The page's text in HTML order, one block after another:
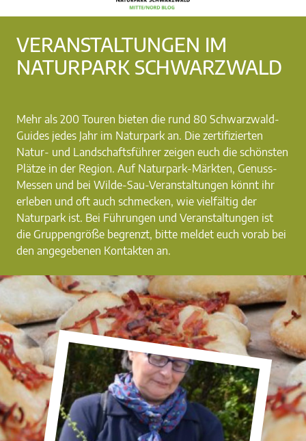
VERANSTALTUNGEN IM
NATURPARK SCHWARZWALD
Mehr als 200 Touren bieten die rund 80 Schwarzwald-
Guides jedes Jahr im Naturpark an. Die zertifizierten
Natur- und Landschaftsführer zeigen euch die schönsten
Plätze in der Region. Auf Naturpark-Märkten, Genuss-
Messen und bei Wilde-Sau-Veranstaltungen könnt ihr
erleben und oft auch schmecken, wie vielfältig der
Naturpark ist. Bei Führungen und Veranstaltungen ist
die Gruppengröße begrenzt, bitte meldet euch vorab bei
den angegebenen Kontakten an.